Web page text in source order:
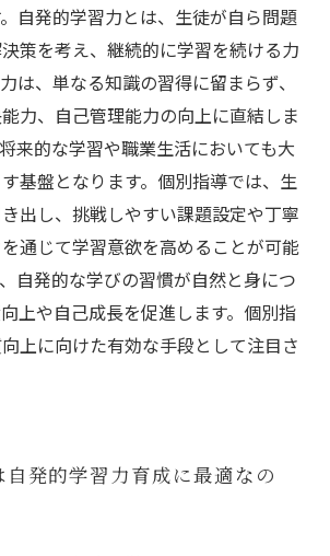
自発的学習力とは、生徒が自ら問題
策を考え、継続的に学習を続ける力
は、単なる知識の習得に留まらず、
力、自己管理能力の向上に直結しま
来的な学習や職業生活においても大
基盤となります。個別指導では、生
出し、挑戦しやすい課題設定や丁寧
通じて学習意欲を高めることが可能
自発的な学びの習慣が自然と身につ
上や自己成長を促進します。個別指
上に向けた有効な手段として注目さ
自発的学習力育成に最適なの